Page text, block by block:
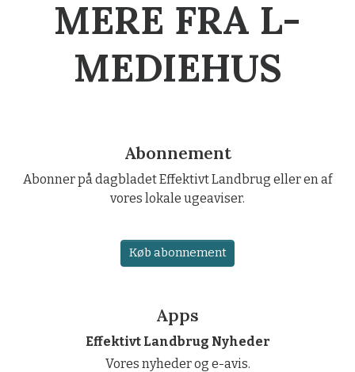
MERE FRA L-
MEDIEHUS
Abonnement
Abonner på dagbladet Effektivt Landbrug eller en af
vores lokale ugeaviser.
Køb abonnement
Apps
Effektivt Landbrug Nyheder
Vores nyheder og e-avis.